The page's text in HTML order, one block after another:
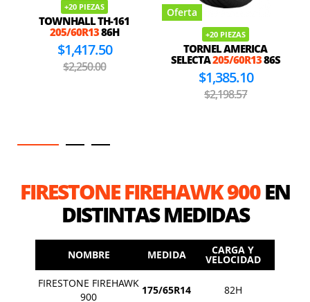
+20 PIEZAS
TOWNHALL TH-161
205/60R1386H
$1,417.50
$2,250.00
Oferta
+20 PIEZAS
TORNEL AMERICA
SELECTA205/60R1386S
$1,385.10
$2,198.57
FIRESTONE FIREHAWK 900EN
DISTINTAS MEDIDAS
NOMBRE MEDIDA CARGA Y
VELOCIDAD
FIRESTONE FIREHAWK
900
175/65R14 82H